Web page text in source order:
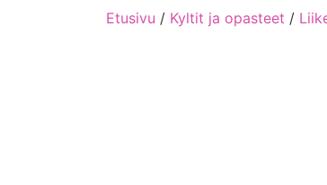
Etusivu / Kyltit ja opasteet /